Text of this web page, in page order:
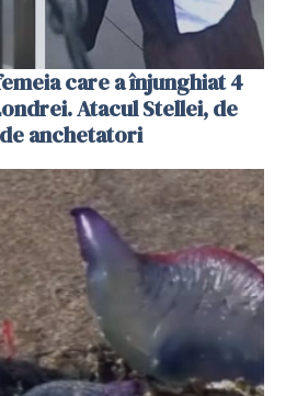
care a înjunghiat 4
Atacul Stellei, de
anchetatori